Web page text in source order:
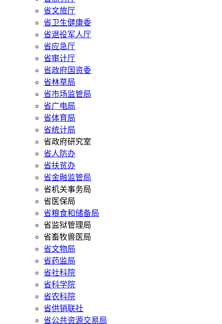
省文旅厅
省卫生健康委
省退役军人厅
省应急厅
省审计厅
省政府国资委
省林草局
省市场监管局
省广电局
省体育局
省统计局
省政府研究室
省人防办
省扶贫办
省金融监管局
省机关事务局
省医保局
省粮食和储备局
省监狱管理局
省畜牧兽医局
省文物局
省药监局
省社科院
省科学院
省农科院
省供销联社
省公共资源交易局